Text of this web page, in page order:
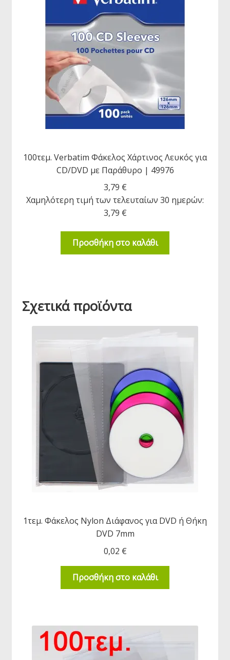
100τεμ. Verbatim Φάκελος Χάρτινος Λευκός για
CD/DVD με Παράθυρο | 49976
3,79 €
Χαμηλότερη τιμή των τελευταίων 30 ημερών:
3,79 €
Προσθήκη στο καλάθι
Σχετικά προϊόντα
1τεμ. Φάκελος Nylon Διάφανος για DVD ή Θήκη
DVD 7mm
0,02 €
Προσθήκη στο καλάθι